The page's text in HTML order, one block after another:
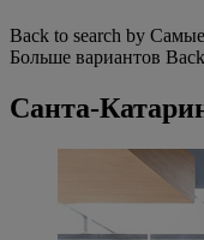
Back to search by
Больше вариантов
Санта-